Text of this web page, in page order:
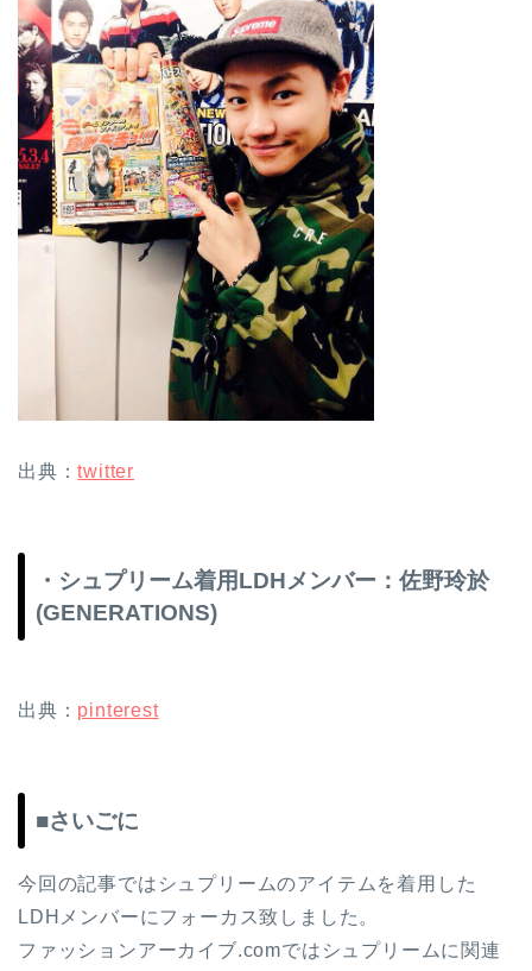
出典：twitter
・シュプリーム着用LDHメンバー：佐野玲於
(GENERATIONS)
出典： pinterest
■さいごに
今回の記事ではシュプリームのアイテムを着用した
LDHメンバーにフォーカス致しました。
ファッションアーカイブ.comではシュプリームに関連